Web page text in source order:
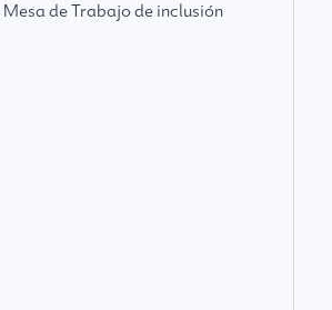
de Trabajo de inclusión